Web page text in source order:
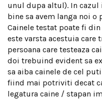
unul dupa altul). In cazul
bine sa avem langa noi o
Cainele testat poate fi
este varsta acestuia care
persoana care testeaza
doi trebuind evident sa
sa aiba cainele de cel
fiind mai potriviti decat
legatura caine / stapan